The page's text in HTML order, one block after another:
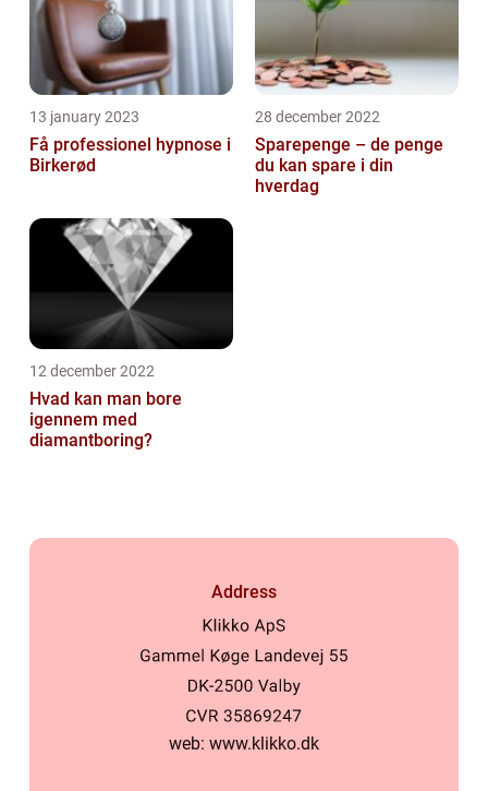
13 january 2023
Få professionel hypnose i
Birkerød
28 december 2022
Sparepenge – de penge
du kan spare i din
hverdag
12 december 2022
Hvad kan man bore
igennem med
diamantboring?
Address
web: www.klikko.dk